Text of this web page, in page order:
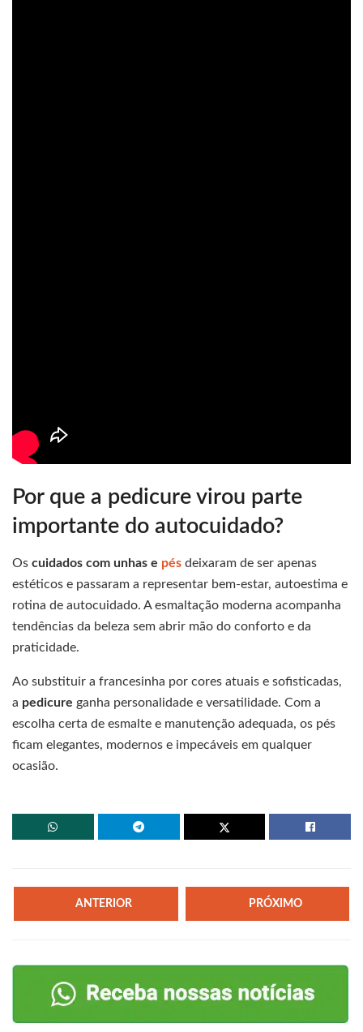
Por que a pedicure virou parte
importante do autocuidado?
Os cuidados com unhas e pés deixaram de ser apenas
estéticos e passaram a representar bem-estar, autoestima e
rotina de autocuidado. A esmaltação moderna acompanha
tendências da beleza sem abrir mão do conforto e da
praticidade.
Ao substituir a francesinha por cores atuais e sofisticadas,
a pedicure ganha personalidade e versatilidade. Com a
escolha certa de esmalte e manutenção adequada, os pés
ficam elegantes, modernos e impecáveis em qualquer
ocasião.
ANTERIOR PRÓXIMO